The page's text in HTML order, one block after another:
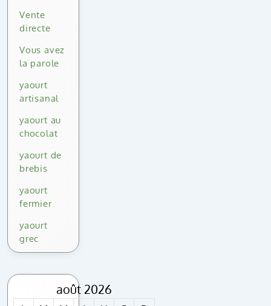
Vente
directe
Vous avez
la parole
yaourt
artisanal
yaourt au
chocolat
yaourt de
brebis
yaourt
fermier
yaourt
grec
août 2026